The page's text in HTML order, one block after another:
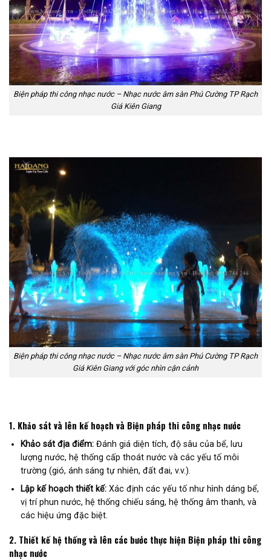
Biện pháp thi công nhạc nước – Nhạc nước âm sàn Phú Cường TP Rạch
Giá Kiên Giang
Biện pháp thi công nhạc nước – Nhạc nước âm sàn Phú Cường TP Rạch
Giá Kiên Giang với góc nhìn cận cảnh
1. Khảo sát và lên kế hoạch và Biện pháp thi công nhạc nước
Khảo sát địa điểm:Đánh giá diện tích, độ sâu của bể, lưu
lượng nước, hệ thống cấp thoát nước và các yếu tố môi
trường (gió, ánh sáng tự nhiên, đất đai, v.v.).
Lập kế hoạch thiết kế:Xác định các yếu tố như hình dáng bể,
vị trí phun nước, hệ thống chiếu sáng, hệ thống âm thanh, và
các hiệu ứng đặc biệt.
2. Thiết kế hệ thống và lên các bước thực hiện Biện pháp thi công
nhạc nước